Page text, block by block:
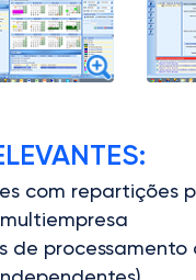
com repartições
de processamento